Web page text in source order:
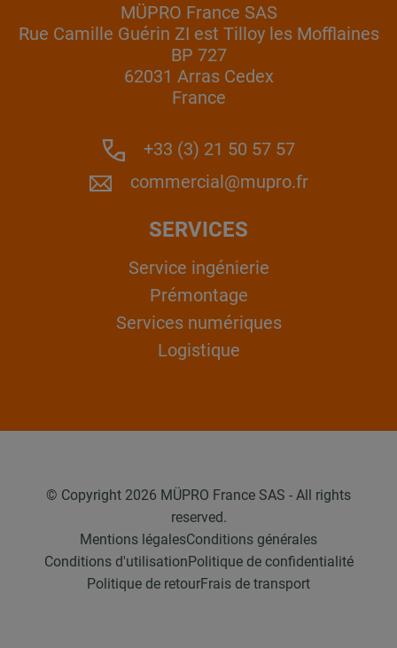
MÜPRO France SAS
Rue Camille Guérin ZI est Tilloy les Mofflaines
BP 727
62031 Arras Cedex
France
+33 (3) 21 50 57 57
commercial@mupro.fr
SERVICES
Service ingénierie
Prémontage
Services numériques
Logistique
© Copyright 2026 MÜPRO France SAS - All rights
reserved.
Mentions légalesConditions générales
Conditions d'utilisationPolitique de confidentialité
Politique de retourFrais de transport